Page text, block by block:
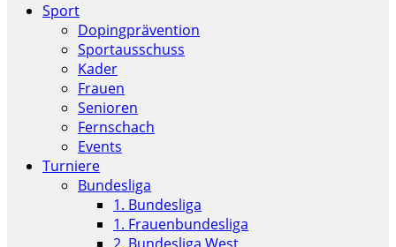
Sport
Dopingprävention
Sportausschuss
Kader
Frauen
Senioren
Fernschach
Events
Turniere
Bundesliga
1. Bundesliga
1. Frauenbundesliga